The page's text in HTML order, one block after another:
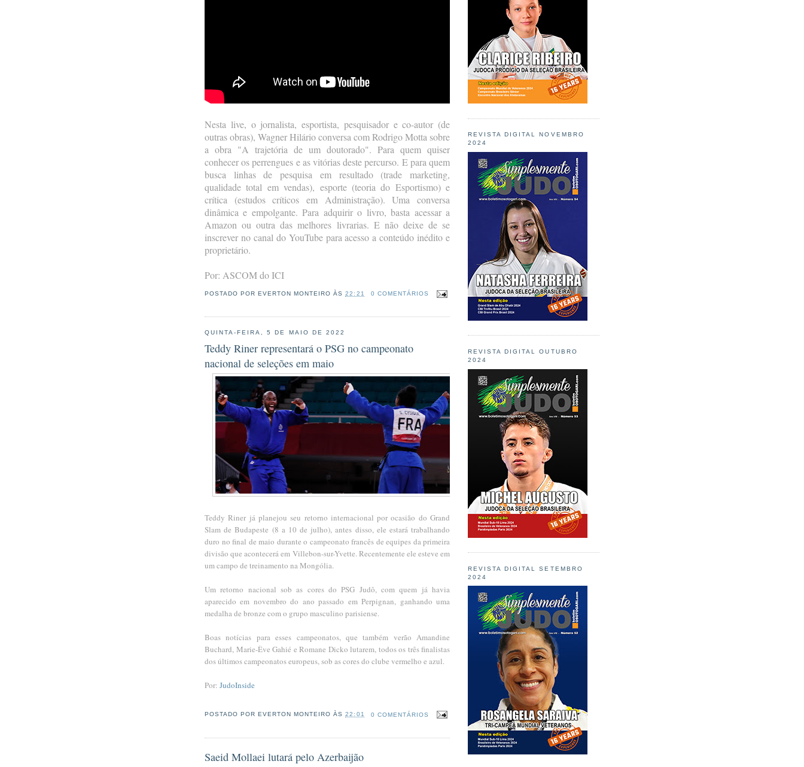
Nesta live, o jornalista, esportista, pesquisador e co-autor (de
outras obras), Wagner Hilário conversa com Rodrigo Motta sobre
a obra "A trajetória de um doutorado". Para quem quiser
conhecer os perrengues e as vitórias deste percurso. E para quem
busca linhas de pesquisa em resultado (trade marketing,
qualidade total em vendas), esporte (teoria do Esportismo) e
crítica (estudos críticos em Administração). Uma conversa
dinâmica e empolgante. Para adquirir o livro, basta acessar a
Amazon ou outra das melhores livrarias. E não deixe de se
inscrever no canal do YouTube para acesso a conteúdo inédito e
proprietário.
Por: ASCOM do ICI
POSTADO POREVERTON MONTEIRO ÀS22:21 0 COMENTÁRIOS
QUINTA-FEIRA, 5 DE MAIO DE 2022
Teddy Riner representará o PSG no campeonato
nacional de seleções em maio
Teddy Riner já planejou seu retorno internacional por ocasião do Grand
Slam de Budapeste (8 a 10 de julho), antes disso, ele estará trabalhando
duro no final de maio durante o campeonato francês de equipes da primeira
divisão que acontecerá em Villebon-sur-Yvette. Recentemente ele esteve em
um campo de treinamento na Mongólia.
Um retorno nacional sob as cores do PSG Judô, com quem já havia
aparecido em novembro do ano passado em Perpignan, ganhando uma
medalha de bronze com o grupo masculino parisiense.
Boas notícias para esses campeonatos, que também verão Amandine
Buchard, Marie-Ève Gahié e Romane Dicko lutarem, todos os três finalistas
dos últimos campeonatos europeus, sob as cores do clube vermelho e azul.
Por: JudoInside
POSTADO POR EVERTON MONTEIRO ÀS22:01 0 COMENTÁRIOS
Saeid Mollaei lutará pelo Azerbaijão
REVISTA DIGITAL NOVEMBRO
2024
REVISTA DIGITAL OUTUBRO
2024
REVISTA DIGITAL SETEMBRO
2024